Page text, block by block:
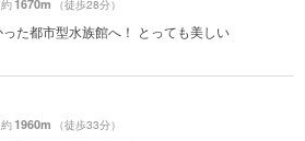
1670m （徒歩28分）
た都市型水族館へ！ とっても美しい
1960m （徒歩33分）